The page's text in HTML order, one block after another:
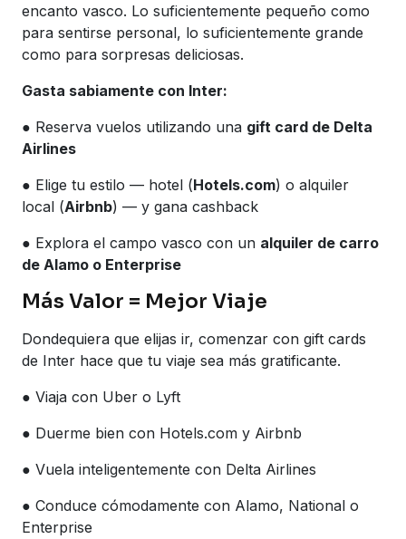
encanto vasco. Lo suficientemente pequeño como
para sentirse personal, lo suficientemente grande
como para sorpresas deliciosas.
Gasta sabiamente con Inter:
● Reserva vuelos utilizando una gift card de Delta
Airlines
● Elige tu estilo — hotel (Hotels.com) o alquiler
local (Airbnb) — y gana cashback
● Explora el campo vasco con un alquiler de carro
de Alamo o Enterprise
Más Valor = Mejor Viaje
Dondequiera que elijas ir, comenzar con gift cards
de Inter hace que tu viaje sea más gratificante.
● Viaja con Uber o Lyft
● Duerme bien con Hotels.com y Airbnb
● Vuela inteligentemente con Delta Airlines
● Conduce cómodamente con Alamo, National o
Enterprise